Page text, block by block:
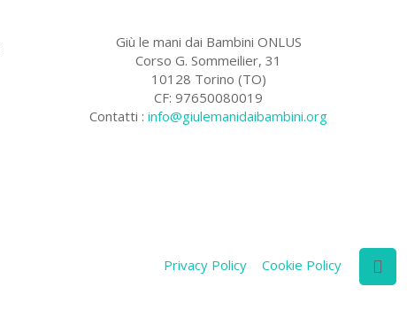
Giù le mani dai Bambini ONLUS
Corso G. Sommeilier, 31
10128 Torino (TO)
CF: 97650080019
Contatti :info@giulemanidaibambini.org
Privacy Policy Cookie Policy